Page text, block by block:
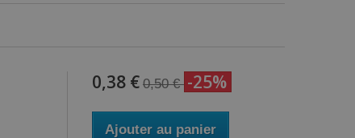
0,38 € 0,50 € -25%
Ajouter au panier